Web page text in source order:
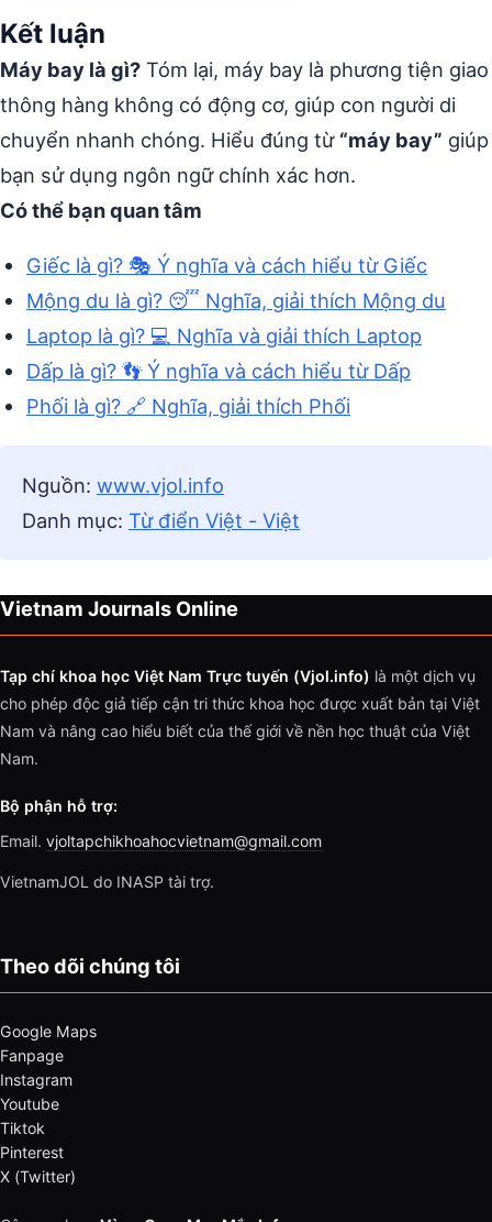
Kết luận
Máy bay là gì? Tóm lại, máy bay là phương tiện giao
thông hàng không có động cơ, giúp con người di
chuyển nhanh chóng. Hiểu đúng từ “máy bay” giúp
bạn sử dụng ngôn ngữ chính xác hơn.
Có thể bạn quan tâm
Giếc là gì? 🎭 Ý nghĩa và cách hiểu từ Giếc
Mộng du là gì? 😴 Nghĩa, giải thích Mộng du
Laptop là gì? 💻 Nghĩa và giải thích Laptop
Dấp là gì? 👣 Ý nghĩa và cách hiểu từ Dấp
Phối là gì? 🔗 Nghĩa, giải thích Phối
Nguồn: www.vjol.info
Danh mục: Từ điển Việt - Việt
Vietnam Journals Online
Tạp chí khoa học Việt Nam Trực tuyến (Vjol.info) là một dịch vụ
cho phép độc giả tiếp cận tri thức khoa học được xuất bản tại Việt
Nam và nâng cao hiểu biết của thế giới về nền học thuật của Việt
Nam.
Bộ phận hỗ trợ:
Email. vjoltapchikhoahocvietnam@gmail.com
VietnamJOL do INASP tài trợ.
Theo dõi chúng tôi
Google Maps
Fanpage
Instagram
Youtube
Tiktok
Pinterest
X (Twitter)